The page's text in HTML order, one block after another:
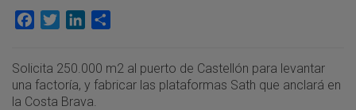
Facebook
TwitterLinkedIn
Solicita 250.000 m2 al puerto de Castellón para levantar
una factoría, y fabricar las plataformas Sath que anclará en
la Costa Brava.